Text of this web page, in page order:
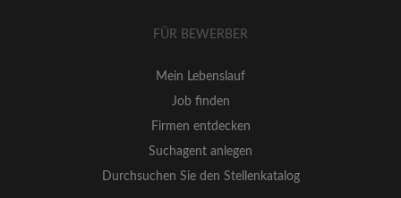
FÜR BEWERBER
Mein Lebenslauf
Job finden
Firmen entdecken
Suchagent anlegen
Durchsuchen Sie den Stellenkatalog